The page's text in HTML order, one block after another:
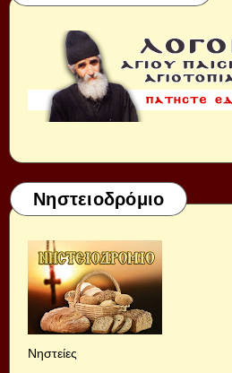
Νηστειοδρόμιο
Νηστείες